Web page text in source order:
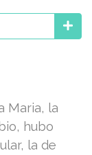
Maria, la
hubo
la de